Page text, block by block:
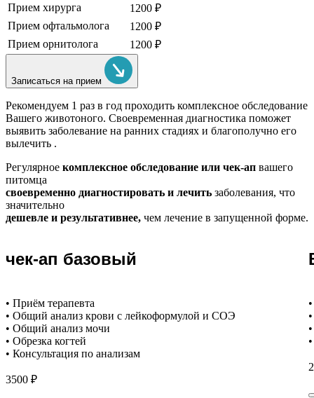
Прием хирурга
1200 ₽
Прием офтальмолога
1200 ₽
Прием орнитолога
1200 ₽
Записаться на прием
Рекомендуем 1 раз в год проходить комплексное обследование
Вашего животоного. Своевременная диагностика поможет
выявить заболевание на ранних стадиях и благополучно его
вылечить .
Регулярное комплексное обследование или чек-ап вашего
питомца
своевременно диагностировать и лечить заболевания, что
значительно
дешевле и результативнее, чем лечение в запущенной форме.
чек-ап базовый
• Приём терапевта
• Общий анализ крови с лейкоформулой и СОЭ
• Общий анализ мочи
• Обрезка когтей
• Консультация по анализам
3500 ₽